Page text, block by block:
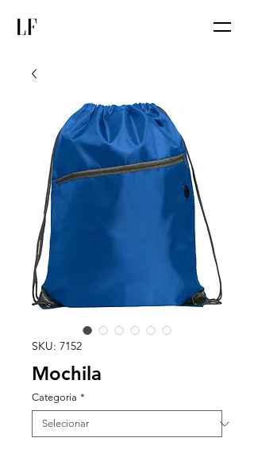
SKU: 7152
Mochila
Categoria *